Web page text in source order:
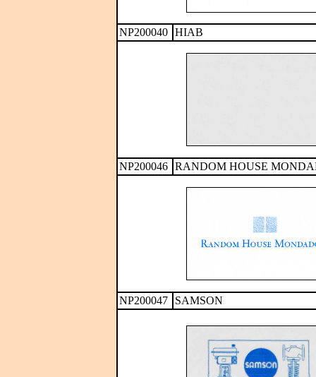
NP200040 HIAB
NP200046 RANDOM HOUSE
NP200047 SAMSON